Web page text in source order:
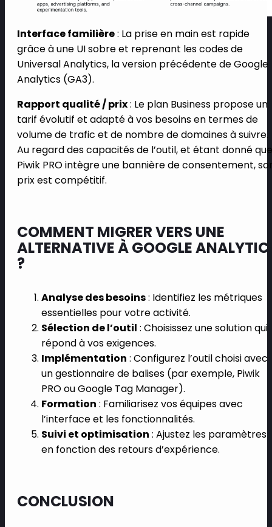
Interface familière: La prise en main est rapide
grâce à une UI sobre et reprenant les codes de
Universal Analytics, la version précédente de Google
Analytics (GA3).
Rapport qualité / prix: Le plan Business propose un
tarif évolutif et adapté à vos besoins en termes de
volume de trafic et de nombre de domaines à suivre.
Au regard des capacités de l’outil, et étant donné que
Piwik PRO intègre une bannière de consentement,
prix est compétitif.
COMMENT MIGRER VERS UNE
ALTERNATIVE À GOOGLE
?
Analyse des besoins: Identifiez les métriques
essentielles pour votre activité.
Sélection de l’outil : Choisissez une solution qui
répond à vos exigences.
Implémentation : Configurez l’outil choisi avec
un gestionnaire de balises (par exemple, Piwik
PRO ou Google Tag Manager).
Formation : Familiarisez vos équipes avec
l’interface et les fonctionnalités.
Suivi et optimisation : Ajustez les paramètres
en fonction des retours d’expérience.
CONCLUSION